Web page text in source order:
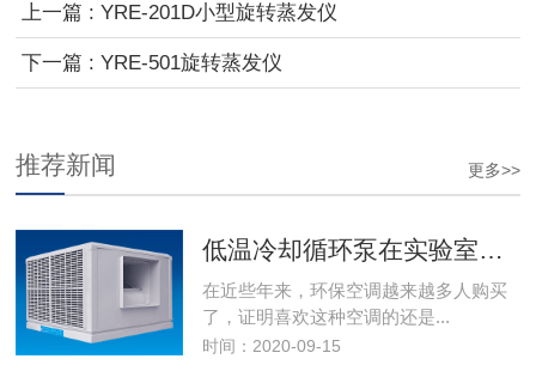
上一篇 : YRE-201D小型旋转蒸发仪
下一篇 : YRE-501旋转蒸发仪
更多>>
推荐新闻
低温冷却循环泵在实验室和工业领域中具有广泛的应用 予华科工贸
在近些年来，环保空调越来越多人购买
了，证明喜欢这种空调的还是...
时间：2020-09-15